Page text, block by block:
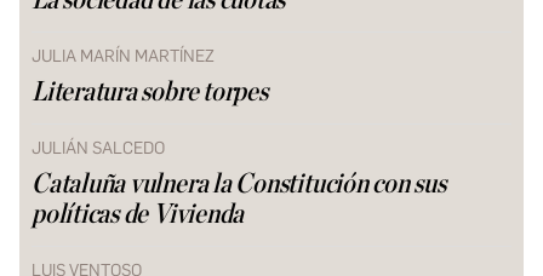
JULIA MARÍN MARTÍNEZ
Literatura sobre torpes
JULIÁN SALCEDO
Cataluña vulnera la Constitución con sus
políticas de Vivienda
LUIS VENTOSO